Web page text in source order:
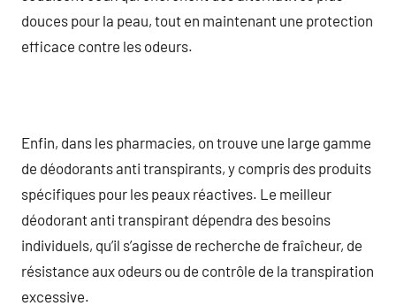
douces pour la peau, tout en maintenant une protection
efficace contre les odeurs.
Enfin, dans les pharmacies, on trouve une large gamme
de déodorants anti transpirants, y compris des produits
spécifiques pour les peaux réactives. Le meilleur
déodorant anti transpirant dépendra des besoins
individuels, qu’il s’agisse de recherche de fraîcheur, de
résistance aux odeurs ou de contrôle de la transpiration
excessive.